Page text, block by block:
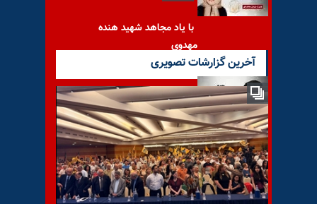
با یاد مجاهد شهید هنده
مهدوی
با یاد مجاهد شهید سعید
رحیمی
آخرین گزارشات تصویری